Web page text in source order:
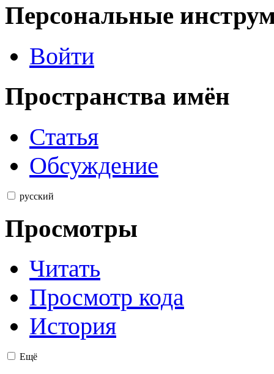
Персональные
Войти
Пространства имён
Статья
Обсуждение
русский
Просмотры
Читать
Просмотр кода
История
Ещё